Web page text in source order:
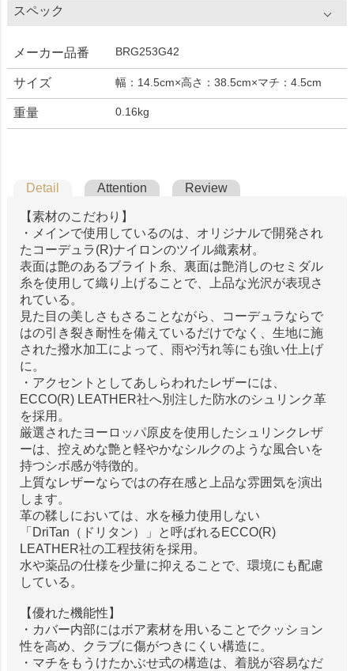
スペック
メーカー品番 BRG253G42
サイズ 幅：14.5cm×高さ：38.5cm×マチ：4.5cm
重量 0.16kg
Detail Attention Review
【素材のこだわり】
・メインで使用しているのは、オリジナルで開発され
たコーデュラ(R)ナイロンのツイル織素材。
表面は艶のあるブライト糸、裏面は艶消しのセミダル
糸を使用して織り上げることで、上品な光沢が表現さ
れている。
見た目の美しさもさることながら、コーデュラならで
はの引き裂き耐性を備えているだけでなく、生地に施
された撥水加工によって、雨や汚れ等にも強い仕上げ
に。
・アクセントとしてあしらわれたレザーには、
ECCO(R) LEATHER社へ別注した防水のシュリンク革
を採用。
厳選されたヨーロッパ原皮を使用したシュリンクレザ
ーは、控えめな艶と軽やかなシルクのような風合いを
持つシボ感が特徴的。
上質なレザーならではの存在感と上品な雰囲気を演出
します。
革の鞣しにおいては、水を極力使用しない
「DriTan（ドリタン）」と呼ばれるECCO(R)
LEATHER社の工程技術を採用。
水や薬品の仕様を少量に抑えることで、環境にも配慮
している。
【優れた機能性】
・カバー内部にはボア素材を用いることでクッション
性を高め、クラブに傷がつきにくい構造に。
・マチをもうけたかぶせ式の構造は、着脱が容易なだ